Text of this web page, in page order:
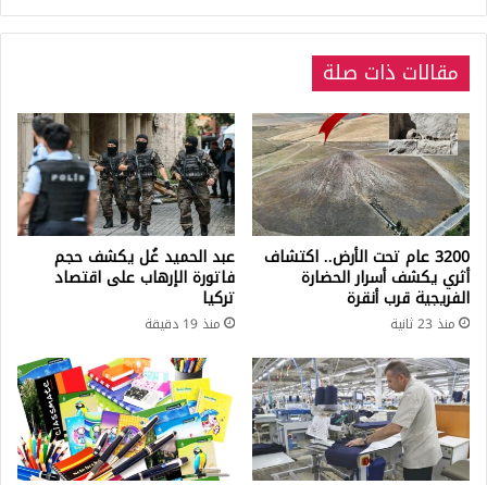
مقالات ذات صلة
3200 عام تحت الأرض.. اكتشاف
أثري يكشف أسرار الحضارة
الفريجية قرب أنقرة
منذ 23 ثانية
عبد الحميد غُل يكشف حجم
فاتورة الإرهاب على اقتصاد
تركيا
منذ 19 دقيقة